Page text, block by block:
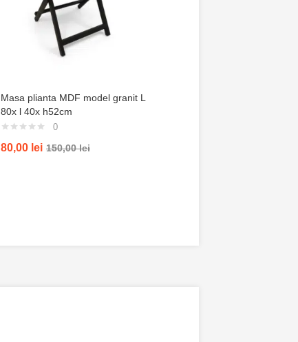
Masa plianta MDF model granit L
80x l 40x h52cm
0
80,00 lei 150,00lei